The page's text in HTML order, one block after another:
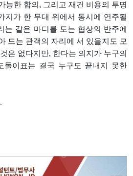
능한 합의, 그리고 재건 비용의 투명
가 한 무대 위에서 동시에 연주될
는 같은 마디를 도는 협상의 반주에
드는 관객의 자리에 서 있을지도 모
은 없다지만, 한다는 의지가 누구의
돌이표는 결국 누구도 끝내지 못한